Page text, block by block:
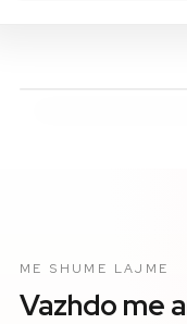
ME SHUME LAJME
Vazhdo me